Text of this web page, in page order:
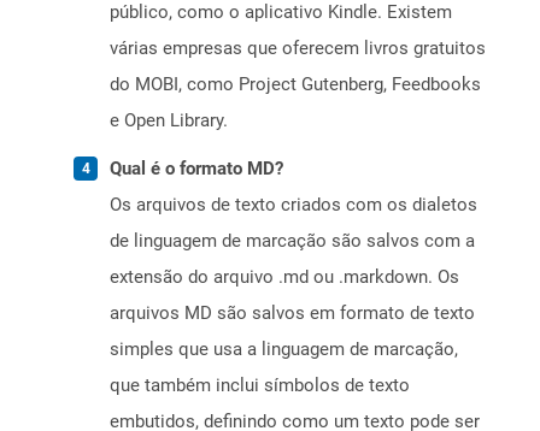
público, como o aplicativo Kindle. Existem
várias empresas que oferecem livros gratuitos
do MOBI, como Project Gutenberg, Feedbooks
e Open Library.
Qual é o formato MD?
Os arquivos de texto criados com os dialetos
de linguagem de marcação são salvos com a
extensão do arquivo .md ou .markdown. Os
arquivos MD são salvos em formato de texto
simples que usa a linguagem de marcação,
que também inclui símbolos de texto
embutidos, definindo como um texto pode ser